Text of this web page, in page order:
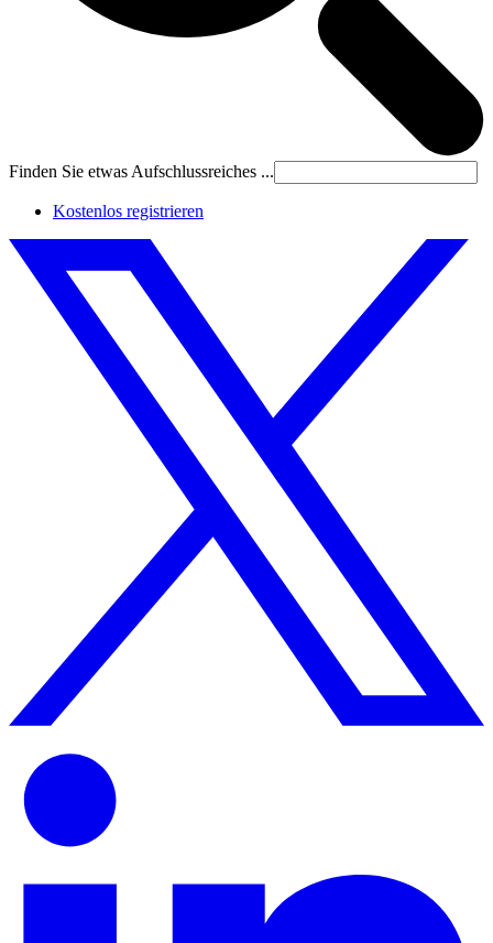
Finden Sie etwas Aufschlussreiches ...
Kostenlos registrieren